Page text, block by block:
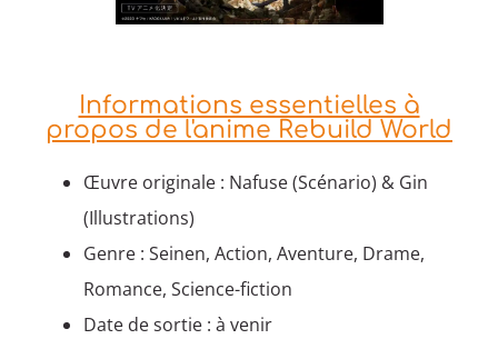
Informations essentielles à
propos de l'anime Rebuild World
Œuvre originale : Nafuse (Scénario) & Gin
(Illustrations)
Genre : Seinen, Action, Aventure, Drame,
Romance, Science-fiction
Date de sortie : à venir